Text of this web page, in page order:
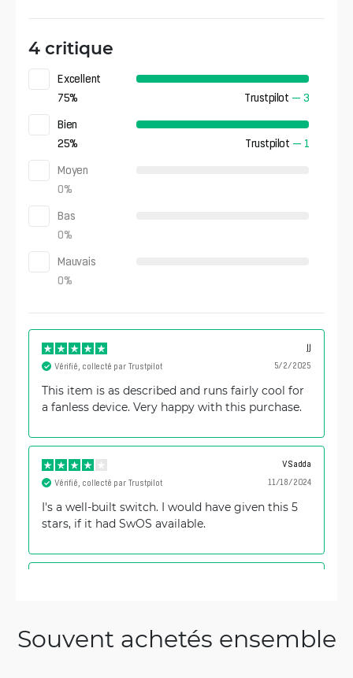
4 critique
Excellent
75% Trustpilot — 3
Bien
25% Trustpilot — 1
Moyen
0%
Bas
0%
Mauvais
0%
5/2/2025
Vérifié, collecté par Trustpilot
This item is as described and runs fairly cool for
a fanless device. Very happy with this purchase.
VSadda
11/18/2024
Vérifié, collecté par Trustpilot
I's a well-built switch. I would have given this 5
stars, if it had SwOS available.
hardware, unbelievable price. Dievs, svētī Latviju!
Souvent achetés ensemble